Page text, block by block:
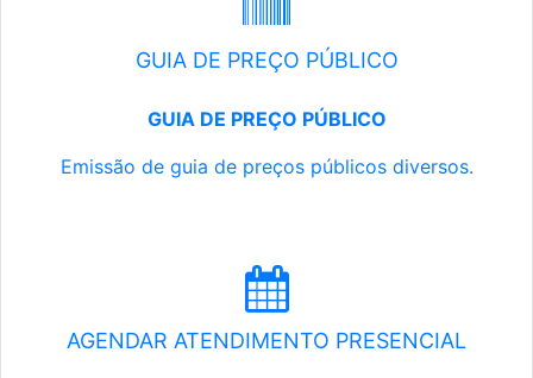
GUIA DE PREÇO PÚBLICO
GUIA DE PREÇO PÚBLICO
Emissão de guia de preços públicos diversos.
AGENDAR ATENDIMENTO PRESENCIAL